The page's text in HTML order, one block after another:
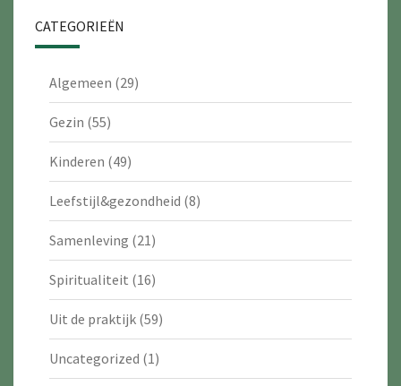
CATEGORIEËN
Algemeen (29)
Gezin (55)
Kinderen (49)
Leefstijl&gezondheid (8)
Samenleving (21)
Spiritualiteit (16)
Uit de praktijk (59)
Uncategorized (1)